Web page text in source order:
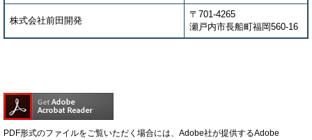
株式会社前田開発
〒701-4265
瀬戸内市長船町福岡560-16
PDF形式のファイルをご覧いただく場合には、Adobe社が提供するAdobe